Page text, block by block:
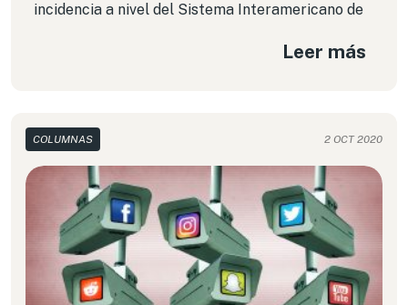
incidencia a nivel del Sistema Interamericano de
utilizar las herramientas disponibles en losLeer más
COLUMNAS 2 OCT 2020